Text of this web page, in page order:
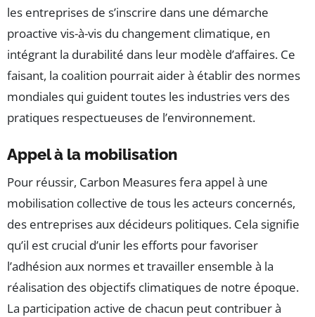
les entreprises de s’inscrire dans une démarche
proactive vis-à-vis du changement climatique, en
intégrant la durabilité dans leur modèle d’affaires. Ce
faisant, la coalition pourrait aider à établir des normes
mondiales qui guident toutes les industries vers des
pratiques respectueuses de l’environnement.
Appel à la mobilisation
Pour réussir, Carbon Measures fera appel à une
mobilisation collective de tous les acteurs concernés,
des entreprises aux décideurs politiques. Cela signifie
qu’il est crucial d’unir les efforts pour favoriser
l’adhésion aux normes et travailler ensemble à la
réalisation des objectifs climatiques de notre époque.
La participation active de chacun peut contribuer à